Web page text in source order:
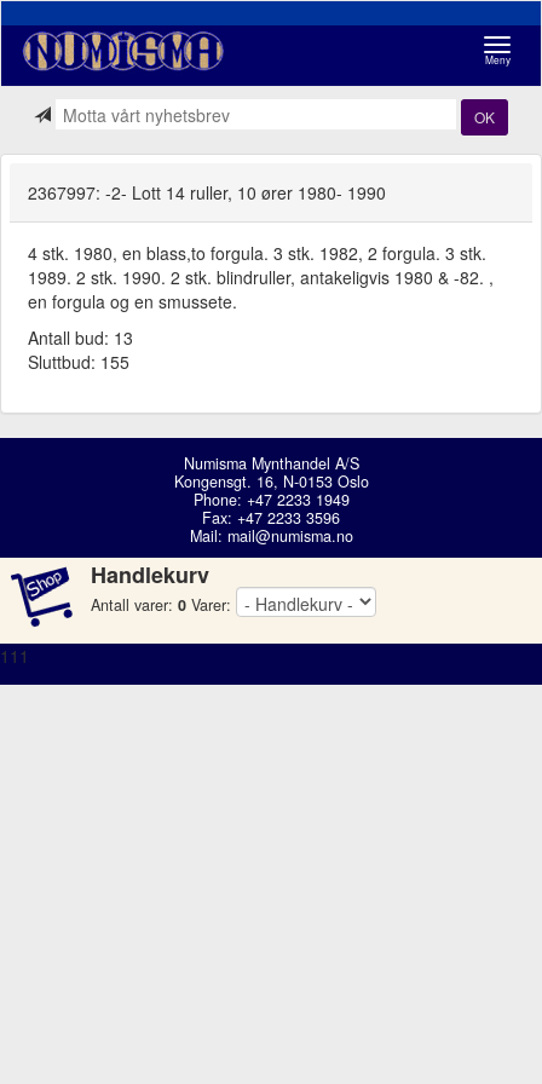
Meny
OK
2367997: -2- Lott 14 ruller, 10 ører 1980- 1990
4 stk. 1980, en blass,to forgula. 3 stk. 1982, 2 forgula. 3 stk.
1989. 2 stk. 1990. 2 stk. blindruller, antakeligvis 1980 & -82. ,
en forgula og en smussete.
Antall bud: 13
Sluttbud: 155
Numisma Mynthandel A/S
Kongensgt. 16, N-0153 Oslo
Phone: +47 2233 1949
Fax: +47 2233 3596
Mail: mail@numisma.no
Handlekurv
Antall varer: 0 Varer:
111